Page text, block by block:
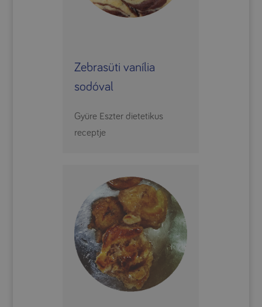
Zebrasüti vanília
sodóval
Gyüre Eszter dietetikus
receptje